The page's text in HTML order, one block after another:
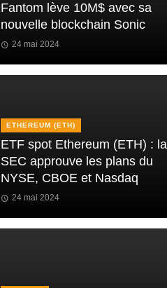
Fantom lève 10M$ avec sa
nouvelle blockchain Sonic
24 mai 2024
ETHEREUM (ETH)
ETF spot Ethereum (ETH) : la
SEC approuve les plans du
NYSE, CBOE et Nasdaq
24 mai 2024